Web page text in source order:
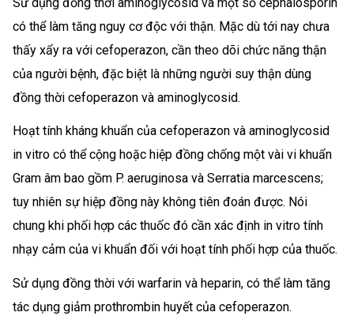
có thể làm tăng nguy cơ độc với thận. Mặc dù tới nay chưa
thấy xẩy ra với cefoperazon, cần theo dõi chức năng thận
của người bệnh, đặc biệt là những người suy thận dùng
đồng thời cefoperazon và aminoglycosid.
Hoạt tính kháng khuẩn của cefoperazon và aminoglycosid
in vitro có thể cộng hoặc hiệp đồng chống một vài vi khuẩn
Gram âm bao gồm P. aeruginosa và Serratia marcescens;
tuy nhiên sự hiệp đồng này không tiên đoán được. Nói
chung khi phối hợp các thuốc đó cần xác định in vitro tính
nhạy cảm của vi khuẩn đối với hoạt tính phối hợp của thuốc.
Sử dụng đồng thời với warfarin và heparin, có thể làm tăng
tác dụng giảm prothrombin huyết của cefoperazon.